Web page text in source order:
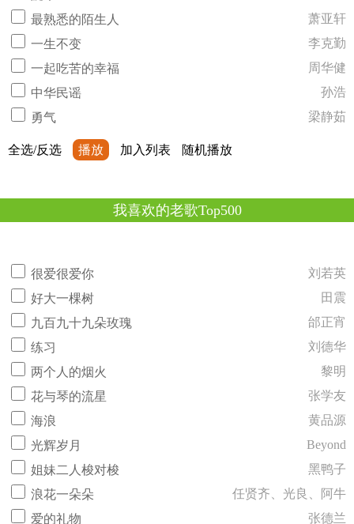
最熟悉的陌生人
萧亚轩
一生不变
李克勤
一起吃苦的幸福
周华健
中华民谣
孙浩
勇气
梁静茹
全选/反选 播放 加入列表 随机播放
我喜欢的老歌Top500
很爱很爱你
刘若英
好大一棵树
田震
九百九十九朵玫瑰
邰正宵
练习
刘德华
两个人的烟火
黎明
花与琴的流星
张学友
海浪
黄品源
光辉岁月
Beyond
姐妹二人梭对梭
黑鸭子
浪花一朵朵
任贤齐、光良、阿牛
爱的礼物
张德兰